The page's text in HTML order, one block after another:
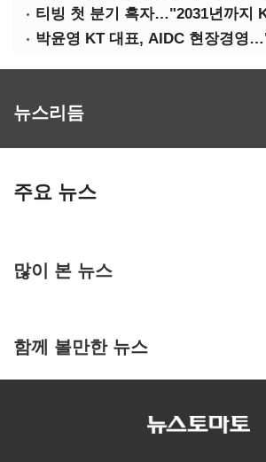
뉴스리듬
주요 뉴스
많이 본 뉴스
함께 볼만한 뉴스